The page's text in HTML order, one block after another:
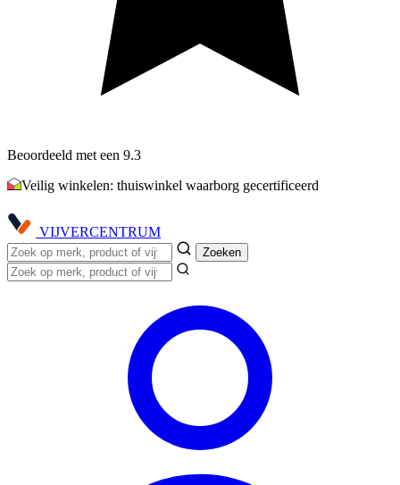
Beoordeeld met een 9.3
Veilig winkelen: thuiswinkel waarborg gecertificeerd
VIJVERCENTRUM
Zoeken